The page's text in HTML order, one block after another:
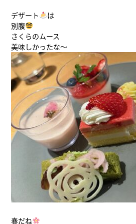
デザート
は
別腹
さくらのムース
美味しかったな〜
春だね